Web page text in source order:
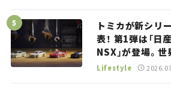
トミカが新シリ
表！ 第1弾は「日
NSX」が登場。
る“JDM”に焦点
Lifestyle